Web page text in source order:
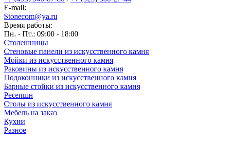
E-mail:
Stonecom@ya.ru
Время работы:
Пн. - Пт.: 09:00 - 18:00
Столешницы
Стеновые панели из искусственного камня
Мойки из искусственного камня
Раковины из искусственного камня
Подоконники из искусственного камня
Барные стойки из искусственного камня
Ресепшн
Cтолы из искусственного камня
Мебель на заказ
Кухни
Разное